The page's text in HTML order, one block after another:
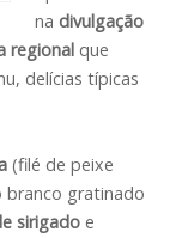
na divulgação
regional que
delícias típicas
(filé de peixe
branco gratinado
sirigado e